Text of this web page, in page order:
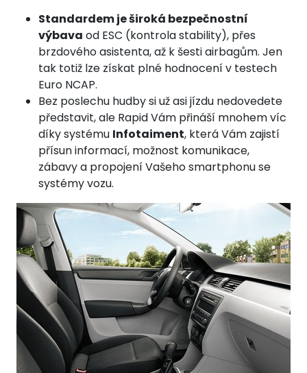
Standardem je široká bezpečnostní
výbava od ESC (kontrola stability), přes
brzdového asistenta, až k šesti airbagům. Jen
tak totiž lze získat plné hodnocení v testech
Euro NCAP.
Bez poslechu hudby si už asi jízdu nedovedete
představit, ale Rapid Vám přináší mnohem víc
díky systému Infotaiment, která Vám zajistí
přísun informací, možnost komunikace,
zábavy a propojení Vašeho smartphonu se
systémy vozu.